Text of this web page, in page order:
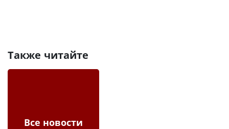
Также читайте
Все новости